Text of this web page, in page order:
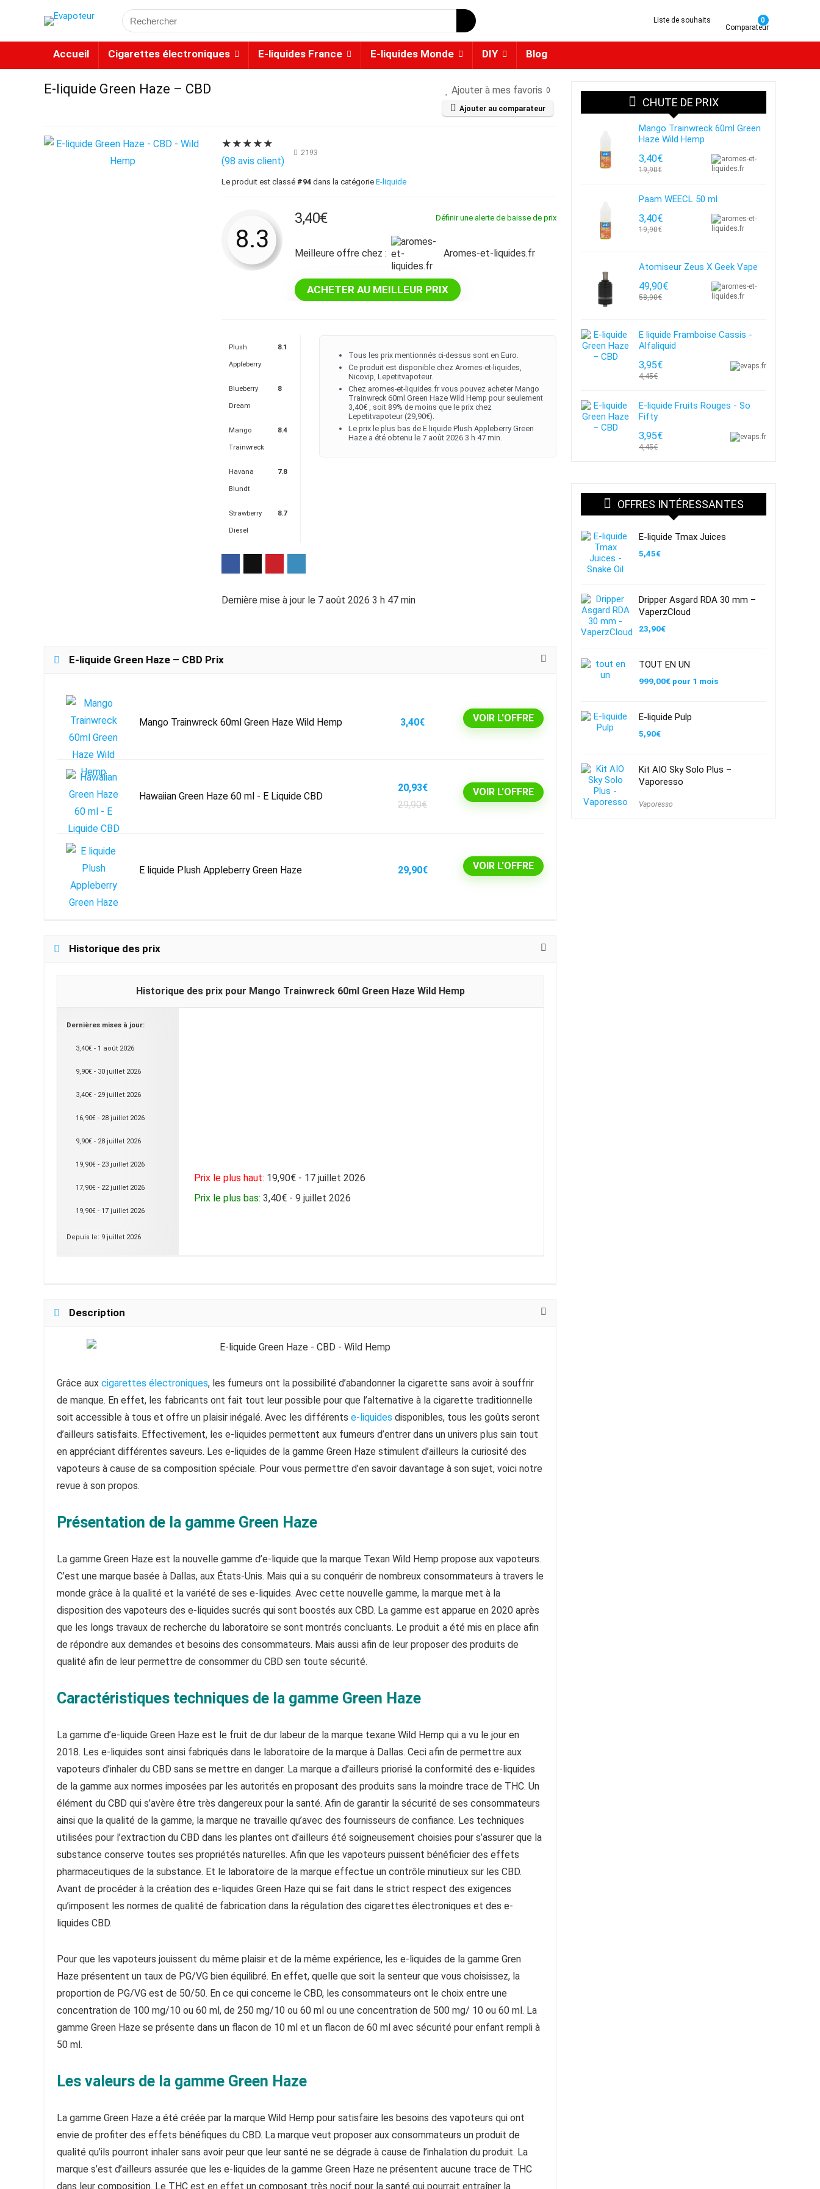
Liste de souhaits
0
Comparateur
Accueil Cigarettes électroniques E-liquides France E-liquides Monde DIY Blog
E-liquide Green Haze – CBD Ajouter à mes favoris 0
Ajouter au comparateur
★ ★ ★ ★ ★
(98 avis client)
2193
Le produit est classé #94 dans la catégorieE-liquide
8.3
Définir une alerte de baisse de prix
3,40€
Meilleure offre chez : aromes-et-liquides.fr
ACHETER AU MEILLEUR PRIX
Plush
Appleberry
8.1
Blueberry
Dream
8
Mango
Trainwreck
8.4
Havana
Blundt
7.8
Strawberry
Diesel
8.7
Tous les prix mentionnés ci-dessus sont en Euro.
Ce produit est disponible chez Aromes-et-liquides,
Nicovip, Lepetitvapoteur.
Chez aromes-et-liquides.fr vous pouvez acheter Mango
Trainwreck 60ml Green Haze Wild Hemp pour seulement
3,40€ , soit 89% de moins que le prix chez
Lepetitvapoteur (29,90€).
Le prix le plus bas de E liquide Plush Appleberry Green
Haze a été obtenu le 7 août 2026 3 h 47 min.
Dernière mise à jour le 7 août 2026 3 h 47 min
E-liquide Green Haze – CBD Prix
Mango Trainwreck 60ml Green Haze Wild Hemp 3,40€ VOIR L'OFFRE
Hawaiian Green Haze 60 ml - E Liquide CBD
20,93€
29,90€
VOIR L'OFFRE
E liquide Plush Appleberry Green Haze 29,90€ VOIR L'OFFRE
Historique des prix
Historique des prix pour Mango Trainwreck 60ml Green Haze Wild Hemp
Dernières mises à jour:
3,40€ - 1 août 2026
9,90€ - 30 juillet 2026
3,40€ - 29 juillet 2026
16,90€ - 28 juillet 2026
9,90€ - 28 juillet 2026
19,90€ - 23 juillet 2026
17,90€ - 22 juillet 2026
19,90€ - 17 juillet 2026
Depuis le: 9 juillet 2026
Prix le plus haut: 19,90€ - 17 juillet 2026
Prix le plus bas: 3,40€ - 9 juillet 2026
Description
Grâce aux cigarettes électroniques, les fumeurs ont la possibilité d’abandonner la cigarette sans avoir à souffrir
de manque. En effet, les fabricants ont fait tout leur possible pour que l’alternative à la cigarette traditionnelle
soit accessible à tous et offre un plaisir inégalé. Avec les différents e-liquides disponibles, tous les goûts seront
d’ailleurs satisfaits. Effectivement, les e-liquides permettent aux fumeurs d’entrer dans un univers plus sain tout
en appréciant différentes saveurs. Les e-liquides de la gamme Green Haze stimulent d’ailleurs la curiosité des
vapoteurs à cause de sa composition spéciale. Pour vous permettre d’en savoir davantage à son sujet, voici notre
revue à son propos.
Présentation de la gamme Green Haze
La gamme Green Haze est la nouvelle gamme d’e-liquide que la marque Texan Wild Hemp propose aux vapoteurs.
C’est une marque basée à Dallas, aux États-Unis. Mais qui a su conquérir de nombreux consommateurs à travers le
monde grâce à la qualité et la variété de ses e-liquides. Avec cette nouvelle gamme, la marque met à la
disposition des vapoteurs des e-liquides sucrés qui sont boostés aux CBD. La gamme est apparue en 2020 après
que les longs travaux de recherche du laboratoire se sont montrés concluants. Le produit a été mis en place afin
de répondre aux demandes et besoins des consommateurs. Mais aussi afin de leur proposer des produits de
qualité afin de leur permettre de consommer du CBD sen toute sécurité.
Caractéristiques techniques de la gamme Green Haze
La gamme d’e-liquide Green Haze est le fruit de dur labeur de la marque texane Wild Hemp qui a vu le jour en
2018. Les e-liquides sont ainsi fabriqués dans le laboratoire de la marque à Dallas. Ceci afin de permettre aux
vapoteurs d’inhaler du CBD sans se mettre en danger. La marque a d’ailleurs priorisé la conformité des e-liquides
de la gamme aux normes imposées par les autorités en proposant des produits sans la moindre trace de THC. Un
élément du CBD qui s’avère être très dangereux pour la santé. Afin de garantir la sécurité de ses consommateurs
ainsi que la qualité de la gamme, la marque ne travaille qu’avec des fournisseurs de confiance. Les techniques
utilisées pour l’extraction du CBD dans les plantes ont d’ailleurs été soigneusement choisies pour s’assurer que la
substance conserve toutes ses propriétés naturelles. Afin que les vapoteurs puissent bénéficier des effets
pharmaceutiques de la substance. Et le laboratoire de la marque effectue un contrôle minutieux sur les CBD.
Avant de procéder à la création des e-liquides Green Haze qui se fait dans le strict respect des exigences
qu’imposent les normes de qualité de fabrication dans la régulation des cigarettes électroniques et des e-
liquides CBD.
Pour que les vapoteurs jouissent du même plaisir et de la même expérience, les e-liquides de la gamme Gren
Haze présentent un taux de PG/VG bien équilibré. En effet, quelle que soit la senteur que vous choisissez, la
proportion de PG/VG est de 50/50. En ce qui concerne le CBD, les consommateurs ont le choix entre une
concentration de 100 mg/10 ou 60 ml, de 250 mg/10 ou 60 ml ou une concentration de 500 mg/ 10 ou 60 ml. La
gamme Green Haze se présente dans un flacon de 10 ml et un flacon de 60 ml avec sécurité pour enfant rempli à
50 ml.
Les valeurs de la gamme Green Haze
La gamme Green Haze a été créée par la marque Wild Hemp pour satisfaire les besoins des vapoteurs qui ont
envie de profiter des effets bénéfiques du CBD. La marque veut proposer aux consommateurs un produit de
qualité qu’ils pourront inhaler sans avoir peur que leur santé ne se dégrade à cause de l’inhalation du produit. La
marque s’est d’ailleurs assurée que les e-liquides de la gamme Green Haze ne présentent aucune trace de THC
dans leur composition. Le THC est en effet un composant très nocif pour la santé qui pourrait entraîner la
CHUTE DE PRIX
Mango Trainwreck 60ml Green
Haze Wild Hemp
3,40€
19,90€
Paam WEECL 50 ml
3,40€
19,90€
Atomiseur Zeus X Geek Vape
49,90€
58,90€
E liquide Framboise Cassis -
Alfaliquid
3,95€
4,45€
E-liquide Fruits Rouges - So
Fifty
3,95€
4,45€
OFFRES INTÉRESSANTES
E-liquide Tmax Juices
5,45€
Dripper Asgard RDA 30 mm –
VaperzCloud
23,90€
TOUT EN UN
999,00€ pour 1 mois
E-liquide Pulp
5,90€
Kit AIO Sky Solo Plus –
Vaporesso
Vaporesso